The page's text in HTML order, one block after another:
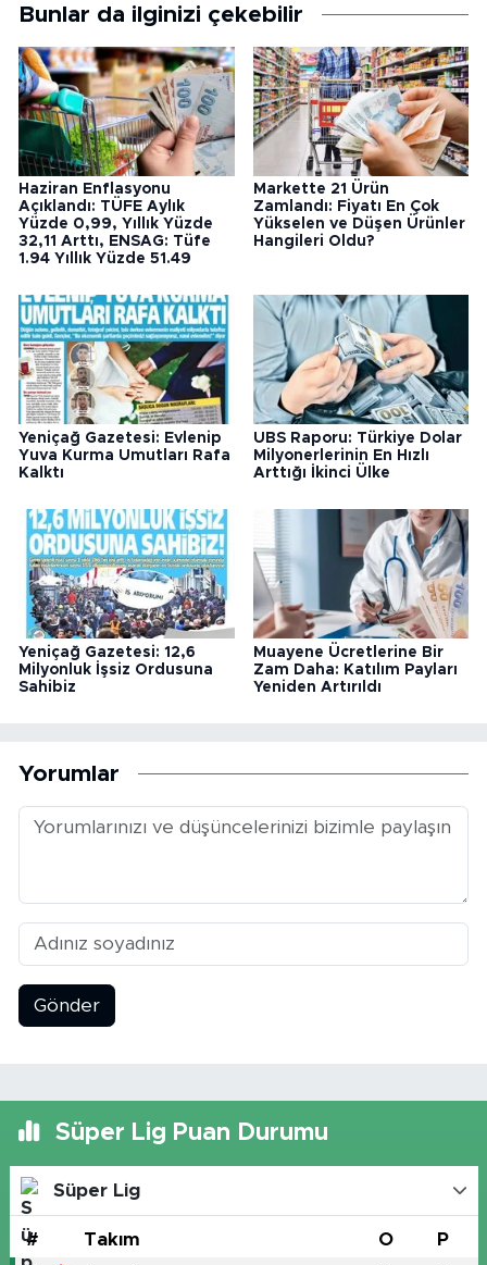
Bunlar da ilginizi çekebilir
Haziran Enflasyonu
Açıklandı: TÜFE Aylık
Yüzde 0,99, Yıllık Yüzde
32,11 Arttı, ENSAG: Tüfe
1.94 Yıllık Yüzde 51.49
Markette 21 Ürün
Zamlandı: Fiyatı En Çok
Yükselen ve Düşen Ürünler
Hangileri Oldu?
Yeniçağ Gazetesi: Evlenip
Yuva Kurma Umutları Rafa
Kalktı
UBS Raporu: Türkiye Dolar
Milyonerlerinin En Hızlı
Arttığı İkinci Ülke
Yeniçağ Gazetesi: 12,6
Milyonluk İşsiz Ordusuna
Sahibiz
Muayene Ücretlerine Bir
Zam Daha: Katılım Payları
Yeniden Artırıldı
Yorumlar
Gönder
Süper Lig Puan Durumu
Süper Lig
# Takım O P